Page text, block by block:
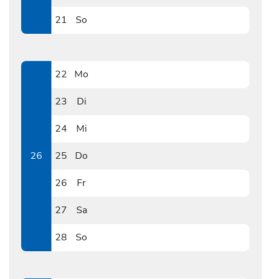
21
So
26
22
Mo
23
Di
24
Mi
25
Do
26
Fr
27
Sa
28
So